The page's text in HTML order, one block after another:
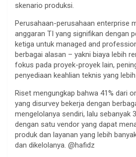
skenario produksi.
Perusahaan-perusahaan enterprise
anggaran TI yang signifikan dengan
ketiga untuk managed and
berbagai alasan – yakni biaya lebih
fokus pada proyek-proyek lain,
penyediaan keahlian teknis yang
Riset mengungkap bahwa 41% dari
yang disurvey bekerja dengan
mengelolanya sendiri, lalu sebanyak
dengan satu vendor yang dapat
produk dan layanan yang lebih
dan dikelolanya. @hafidz